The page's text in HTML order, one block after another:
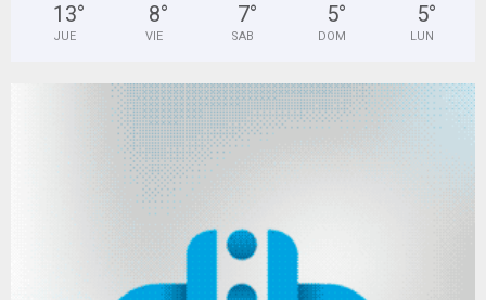
13°
JUE
8°
VIE
7°
SAB
5°
DOM
5°
LUN